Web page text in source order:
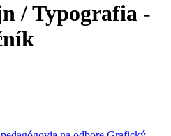
/ Typografia -